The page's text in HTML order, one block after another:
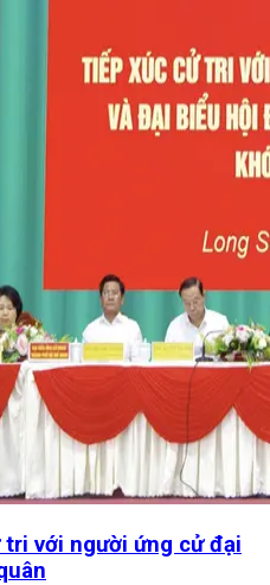
với người ứng cử đại